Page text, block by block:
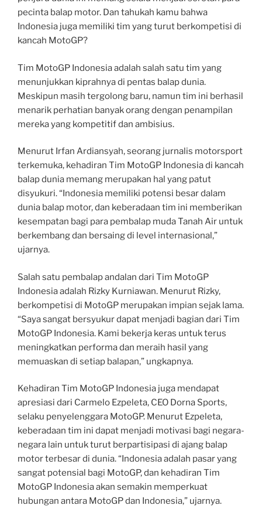
pecinta balap motor. Dan tahukah kamu bahwa
Indonesia juga memiliki tim yang turut berkompetisi di
kancah MotoGP?
Tim MotoGP Indonesia adalah salah satu tim yang
menunjukkan kiprahnya di pentas balap dunia.
Meskipun masih tergolong baru, namun tim ini berhasil
menarik perhatian banyak orang dengan penampilan
mereka yang kompetitif dan ambisius.
Menurut Irfan Ardiansyah, seorang jurnalis motorsport
terkemuka, kehadiran Tim MotoGP Indonesia di kancah
balap dunia memang merupakan hal yang patut
disyukuri. “Indonesia memiliki potensi besar dalam
dunia balap motor, dan keberadaan tim ini memberikan
kesempatan bagi para pembalap muda Tanah Air untuk
berkembang dan bersaing di level internasional,”
ujarnya.
Salah satu pembalap andalan dari Tim MotoGP
Indonesia adalah Rizky Kurniawan. Menurut Rizky,
berkompetisi di MotoGP merupakan impian sejak lama.
“Saya sangat bersyukur dapat menjadi bagian dari Tim
MotoGP Indonesia. Kami bekerja keras untuk terus
meningkatkan performa dan meraih hasil yang
memuaskan di setiap balapan,” ungkapnya.
Kehadiran Tim MotoGP Indonesia juga mendapat
apresiasi dari Carmelo Ezpeleta, CEO Dorna Sports,
selaku penyelenggara MotoGP. Menurut Ezpeleta,
keberadaan tim ini dapat menjadi motivasi bagi negara-
negara lain untuk turut berpartisipasi di ajang balap
motor terbesar di dunia. “Indonesia adalah pasar yang
sangat potensial bagi MotoGP, dan kehadiran Tim
MotoGP Indonesia akan semakin memperkuat
hubungan antara MotoGP dan Indonesia,” ujarnya.